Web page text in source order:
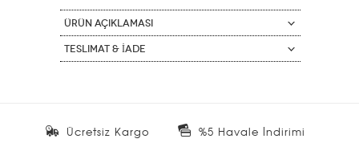
ÜRÜN AÇIKLAMASI
Teslimat & İade
Ücretsiz Kargo
%5 Havale İndirimi